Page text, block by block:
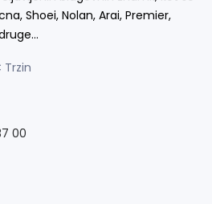
Shoei, Nolan, Arai, Premier,
Trzin
00